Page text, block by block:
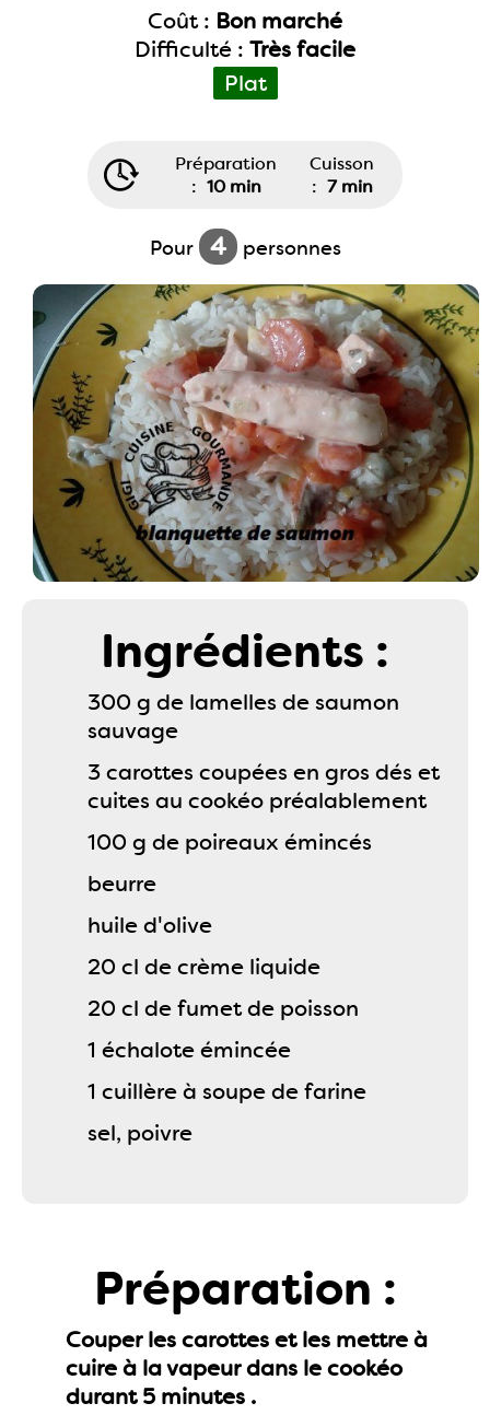
Coût : Bon marché
Difficulté : Très facile
Plat
Préparation
: 10 min
Cuisson
: 7 min
Pour 4 personnes
Ingrédients :
300 g de lamelles de saumon
sauvage
3 carottes coupées en gros dés et
cuites au cookéo préalablement
100 g de poireaux émincés
beurre
huile d'olive
20 cl de crème liquide
20 cl de fumet de poisson
1 échalote émincée
1 cuillère à soupe de farine
sel, poivre
Préparation :
Couper les carottes et les mettre à
cuire à la vapeur dans le cookéo
durant 5 minutes .